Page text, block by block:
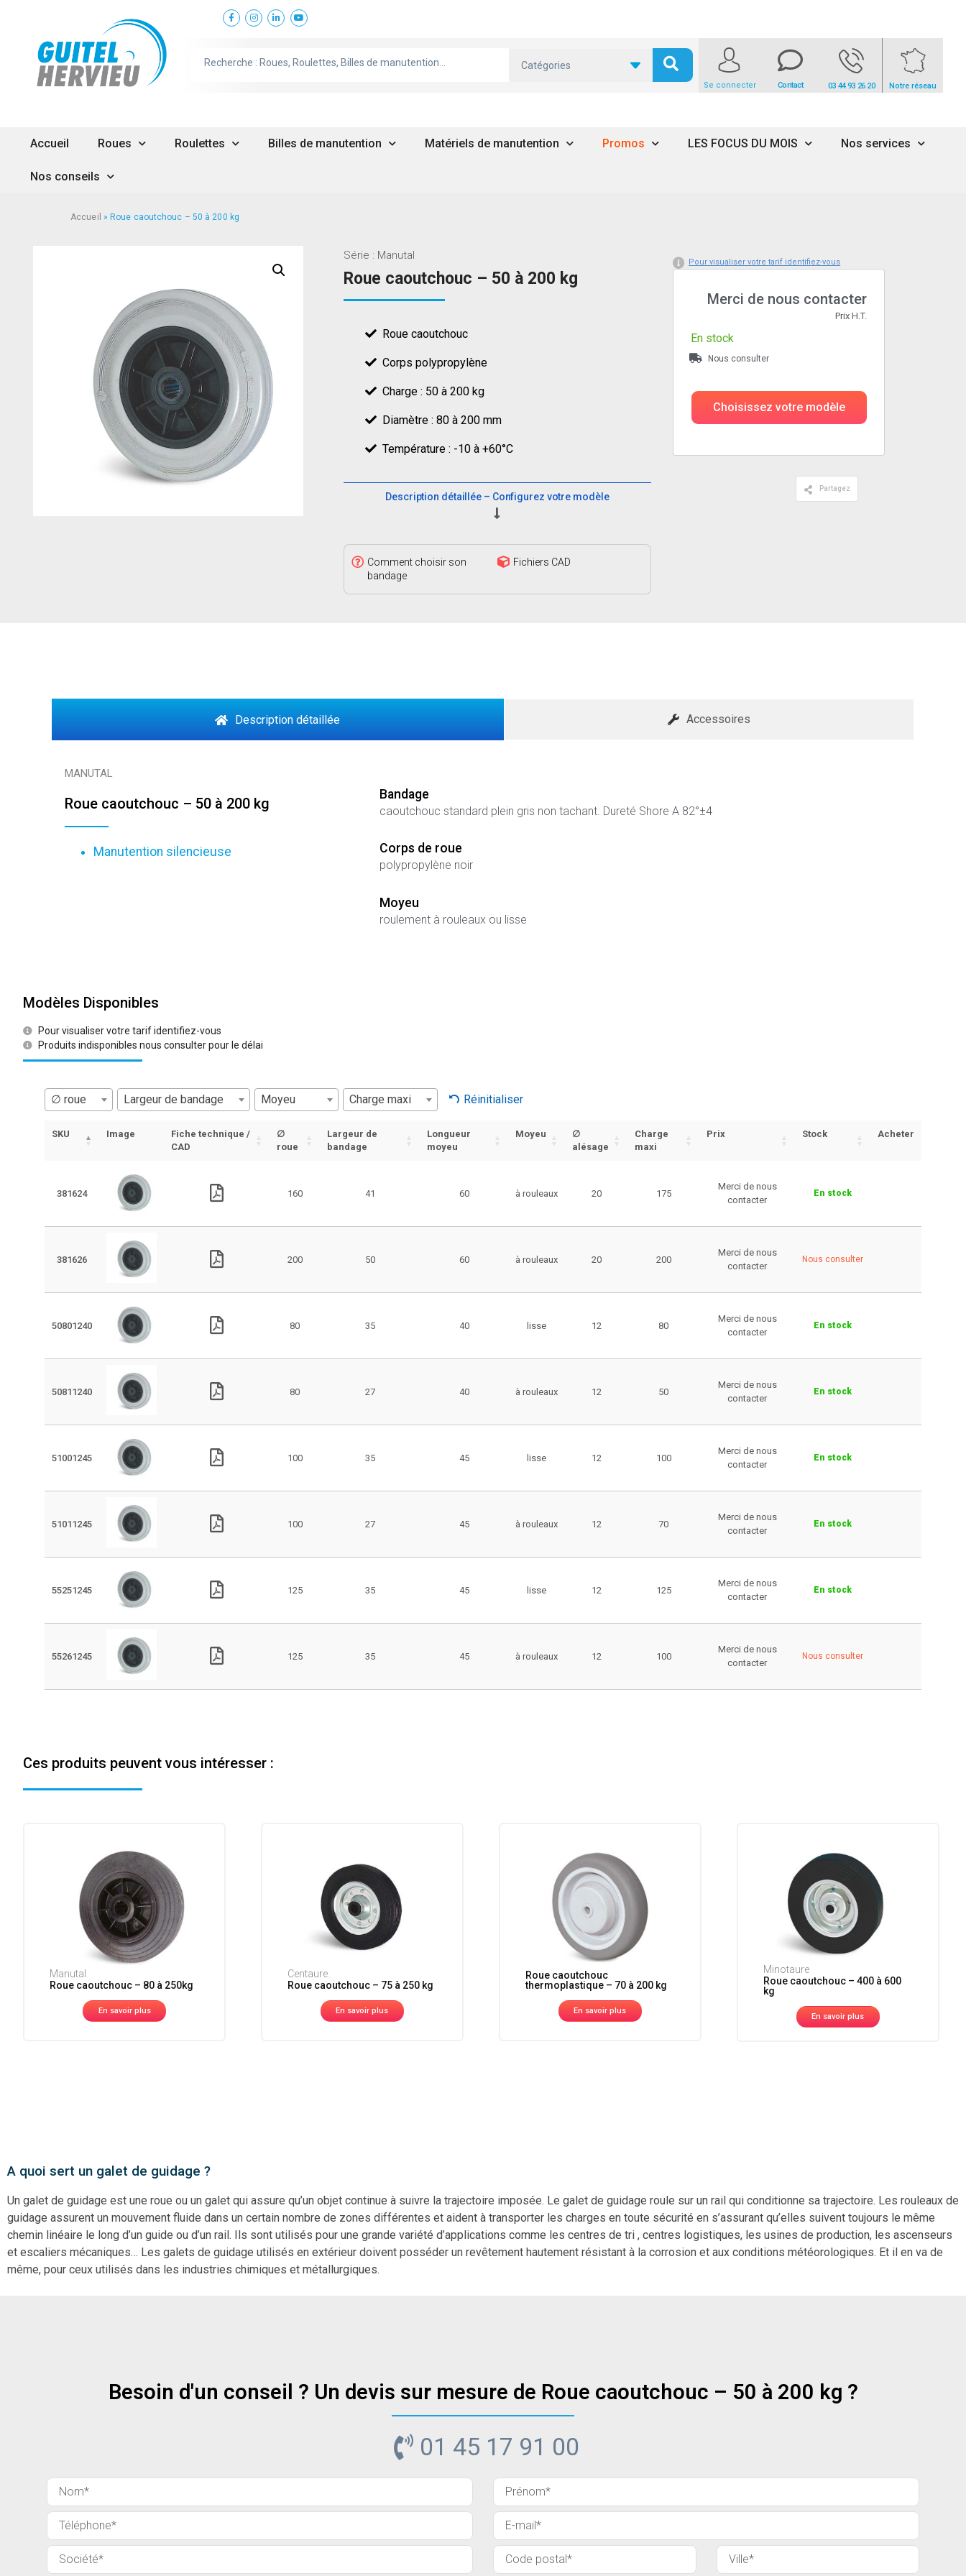
Se connecter Contact 03 44 93 26 20 Notre réseau
Catégories
Accueil Roues Roulettes Billes de manutention Matériels de manutention Promos LES FOCUS DU MOIS Nos services
Nos conseils
Accueil »Roue caoutchouc – 50 à 200 kg
Série : Manutal
Roue caoutchouc – 50 à 200 kg
Roue caoutchouc
Corps polypropylène
Charge : 50 à 200 kg
Diamètre : 80 à 200 mm
Température : -10 à +60°C
Description détaillée – Configurez votre modèle
Comment choisir son
bandage
Fichiers CAD
Pour visualiser votre tarif identifiez-vous
Merci de nous contacter
Prix H.T.
En stock
Nous consulter
Choisissez votre modèle
Partagez
Description détaillée Accessoires
MANUTAL
Roue caoutchouc – 50 à 200 kg
Manutention silencieuse
Bandage
caoutchouc standard plein gris non tachant. Dureté Shore A 82°±4
Corps de roue
polypropylène noir
Moyeu
roulement à rouleaux ou lisse
Modèles Disponibles
Pour visualiser votre tarif identifiez-vous
Produits indisponibles nous consulter pour le délai
∅ roue Largeur de bandage Moyeu Charge maxi Réinitialiser
SKU Image
Fiche technique /
CAD
∅
roue
Largeur de
bandage
Longueur
moyeu
Moyeu
∅
alésage
Charge
maxi
Prix Stock Acheter
381624 160 41 60 à rouleaux 20 175
Merci de nous
contacter
En stock
381626 200 50 60 à rouleaux 20 200
Merci de nous
contacter
Nous consulter
50801240 80 35 40 lisse 12 80
Merci de nous
contacter
En stock
50811240 80 27 40 à rouleaux 12 50
Merci de nous
contacter
En stock
51001245 100 35 45 lisse 12 100
Merci de nous
contacter
En stock
51011245 100 27 45 à rouleaux 12 70
Merci de nous
contacter
En stock
55251245 125 35 45 lisse 12 125
Merci de nous
contacter
En stock
55261245 125 35 45 à rouleaux 12 100
Merci de nous
contacter
Nous consulter
Ces produits peuvent vous intéresser :
Manutal
Roue caoutchouc – 80 à 250kg
En savoir plus
Centaure
Roue caoutchouc – 75 à 250 kg
En savoir plus
Roue caoutchouc
thermoplastique – 70 à 200 kg
En savoir plus
Minotaure
Roue caoutchouc – 400 à 600
kg
En savoir plus
A quoi sert un galet de guidage ?
Un galet de guidage est une roue ou un galet qui assure qu’un objet continue à suivre la trajectoire imposée. Le galet de guidage roule sur un rail qui conditionne sa trajectoire. Les rouleaux de
guidage assurent un mouvement fluide dans un certain nombre de zones différentes et aident à transporter les charges en toute sécurité en s’assurant qu’elles suivent toujours le même
chemin linéaire le long d’un guide ou d’un rail. Ils sont utilisés pour une grande variété d’applications comme les centres de tri , centres logistiques, les usines de production, les ascenseurs
et escaliers mécaniques… Les galets de guidage utilisés en extérieur doivent posséder un revêtement hautement résistant à la corrosion et aux conditions météorologiques. Et il en va de
même, pour ceux utilisés dans les industries chimiques et métallurgiques.
Besoin d'un conseil ? Un devis sur mesure de Roue caoutchouc – 50 à 200 kg ?
01 45 17 91 00